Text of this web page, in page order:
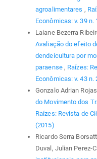
agroalimentares ,
Econômicas: v. 39 n.
Laiane Bezerra
Avaliação do efeito
dendeicultura por
paraense , Raízes:
Econômicas: v. 43 n.
Gonzalo Adrian
do Movimento dos
Raízes: Revista de
(2015)
Ricardo Serra
Duval, Julian Perez-